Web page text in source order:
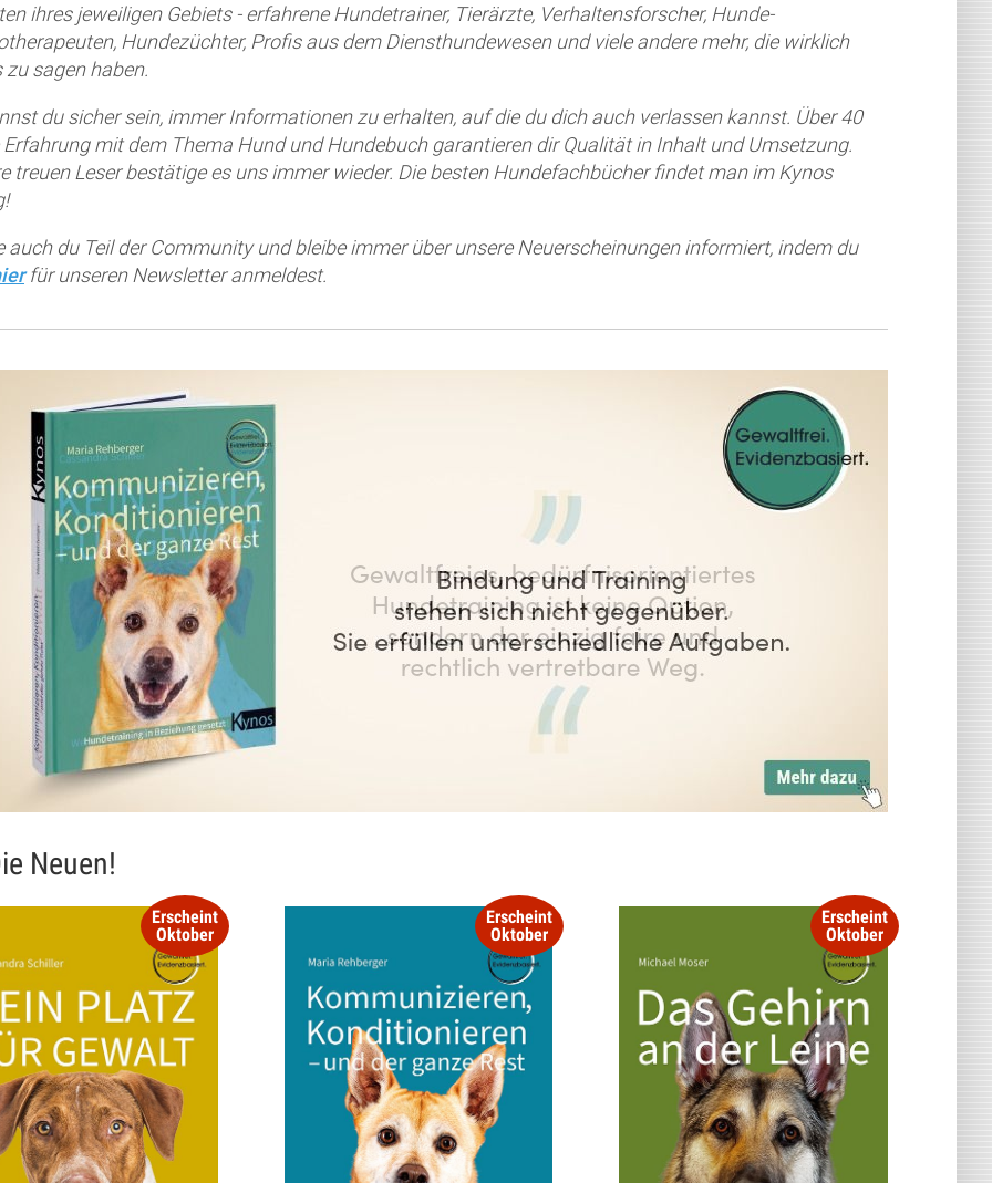
ihres jeweiligen Gebiets - erfahrene Hundetrainer, Tierärzte, Verhaltensforscher, Hunde-
Hundezüchter, Profis aus dem Diensthundewesen und viele andere mehr, die wirklich
sagen haben.
du sicher sein, immer Informationen zu erhalten, auf die du dich auch verlassen kannst. Über 40
mit dem Thema Hund und Hundebuch garantieren dir Qualität in Inhalt und Umsetzung.
treuen Leser bestätige es uns immer wieder. Die besten Hundefachbücher findet man im Kynos
auch du Teil der Community und bleibe immer über unsere Neuerscheinungen informiert, indem du
für unseren Newsletter anmeldest.
Neuen!
Erscheint
Oktober
Erscheint
Oktober
Erscheint
Oktober